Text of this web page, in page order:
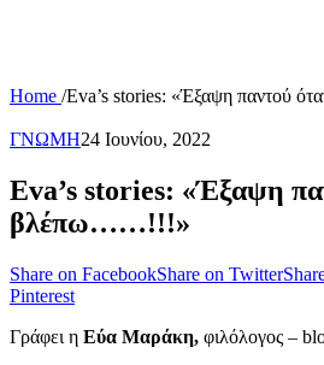
Home /Eva’s stories: «Έξαψη παντού
ΓΝΩΜΗ24 Ιουνίου, 2022
Eva’s stories: «Έξαψη
βλέπω……!!!»
Share on FacebookShare on Twitter
Pinterest
Γράφει η Εύα Μαράκη, φιλόλογος –